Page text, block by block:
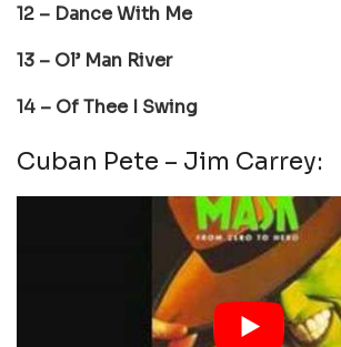
12 – Dance With Me
13 – Ol’ Man River
14 – Of Thee I Swing
Cuban Pete – Jim Carrey: